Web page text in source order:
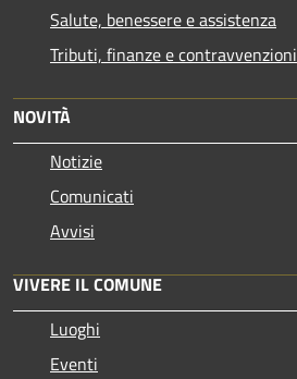
Salute, benessere e assistenza
Tributi, finanze e contravvenzioni
NOVITÀ
Notizie
Comunicati
Avvisi
VIVERE IL COMUNE
Luoghi
Eventi